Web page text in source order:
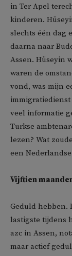
in Ter Apel
kinderen.
slechts één dag
daarna naar
Assen. Hüseyin
waren de
vond, was mijn
immigratiedienst
veel informatie
Turkse
lezen? Wat
een
Vijftien
Geduld hebben.
lastigste tijdens
azc in Assen,
maar actief